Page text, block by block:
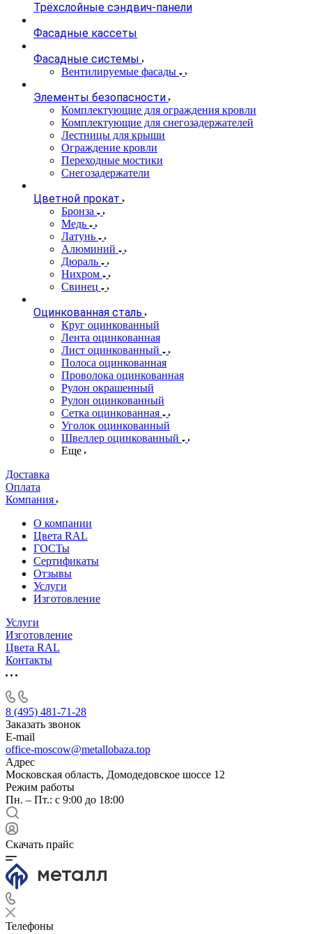
Трёхслойные сэндвич-панели
Фасадные кассеты
Фасадные системы
Вентилируемые фасады
Элементы безопасности
Комплектующие для ограждения кровли
Комплектующие для снегозадержателей
Лестницы для крыши
Ограждение кровли
Переходные мостики
Снегозадержатели
Цветной прокат
Бронза
Медь
Латунь
Алюминий
Дюраль
Нихром
Свинец
Оцинкованная сталь
Круг оцинкованный
Лента оцинкованная
Лист оцинкованный
Полоса оцинкованная
Проволока оцинкованная
Рулон окрашенный
Рулон оцинкованный
Сетка оцинкованная
Уголок оцинкованный
Швеллер оцинкованный
Еще
Доставка
Оплата
Компания
О компании
Цвета RAL
ГОСТы
Сертификаты
Отзывы
Услуги
Изготовление
Услуги
Изготовление
Цвета RAL
Контакты
8 (495) 481-71-28
Заказать звонок
E-mail
office-moscow@metallobaza.top
Адрес
Московская область, Домодедовское шоссе 12
Режим работы
Пн. – Пт.: с 9:00 до 18:00
Скачать прайс
Телефоны